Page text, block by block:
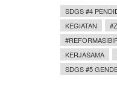
SDGS #4
KEGIATAN
KERJASAMA
SDGS #5